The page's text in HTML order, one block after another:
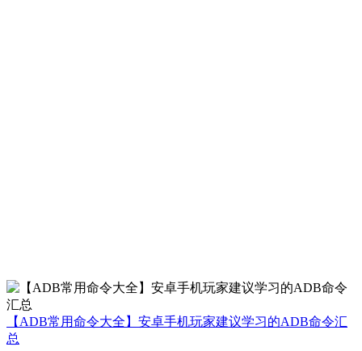
【ADB常用命令大全】安卓手机玩家建议学习的ADB命令汇
总